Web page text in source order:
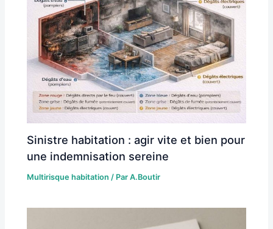
Sinistre habitation : agir vite et bien pour
une indemnisation sereine
Multirisque habitation / ParA.Boutir